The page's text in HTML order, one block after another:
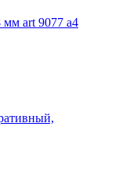
art 9077 а4